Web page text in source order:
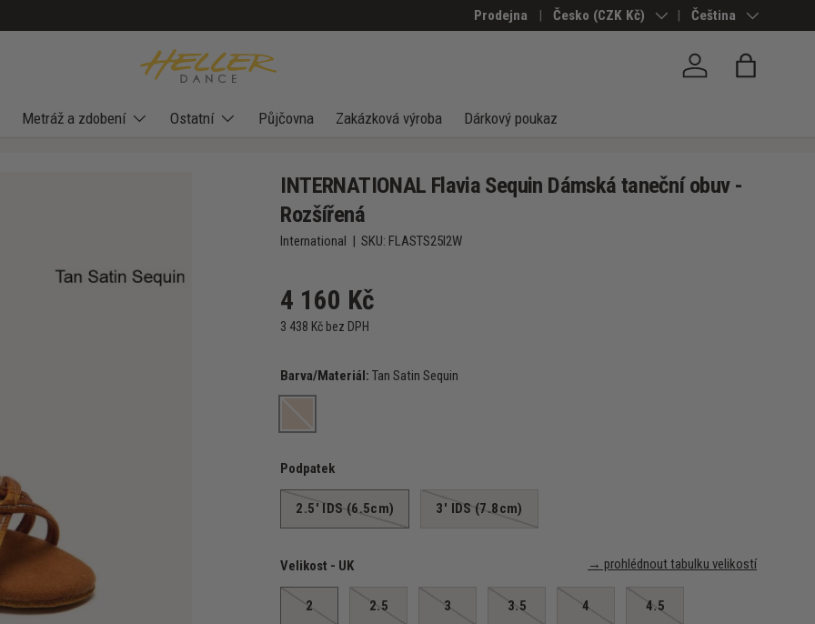
Prodejna Země/Region
Česko (CZK Kč) JazykČeština
Přihlásit seTaška
Metráž a zdobení Ostatní Půjčovna Zakázková výroba Dárkový poukaz
INTERNATIONAL Flavia Sequin Dámská taneční obuv -
Rozšířená
International |SKU: FLASTS25I2W
4 160 Kč
3 438 Kč bez DPH
Barva/Materiál:Tan Satin Sequin
Tan Satin Sequin
Podpatek
2.5' IDS (6.5cm) 3' IDS (7.8cm)
Velikost - UK → prohlédnout tabulku velikostí
2 2.5 3 3.5 4 4.5